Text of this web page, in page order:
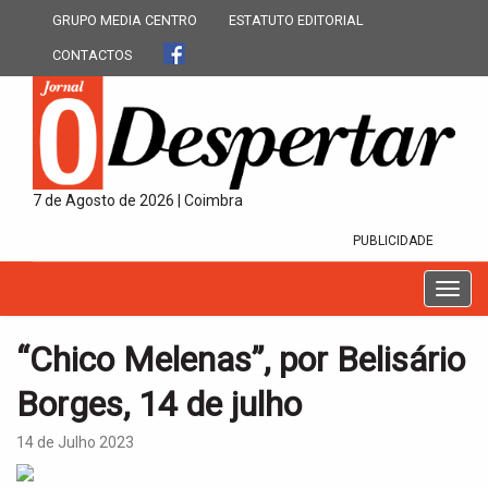
GRUPO MEDIA CENTRO ESTATUTO EDITORIAL
CONTACTOS
7 de Agosto de 2026 | Coimbra
PUBLICIDADE
T
o
g
“Chico Melenas”, por Belisário
Borges, 14 de julho
14 de Julho 2023